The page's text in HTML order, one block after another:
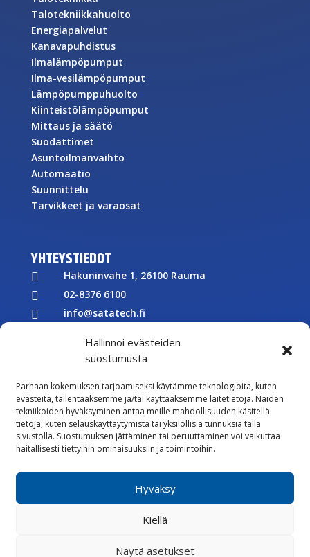
Hallinnoi evästeiden
suostumusta
Parhaan kokemuksen tarjoamiseksi käytämme teknologioita, kuten
evästeitä, tallentaaksemme ja/tai käyttääksemme laitetietoja. Näiden
tekniikoiden hyväksyminen antaa meille mahdollisuuden käsitellä
tietoja, kuten selauskäyttäytymistä tai yksilöllisiä tunnuksia tällä
sivustolla. Suostumuksen jättäminen tai peruuttaminen voi vaikuttaa
haitallisesti tiettyihin ominaisuuksiin ja toimintoihin.
Hyväksy
Kiellä
Näytä asetukset
Talotekniikkahuolto
Energiapalvelut
Kanavapuhdistus
Ilmalämpöpumput
Ilma-vesilämpöpumput
Lämpöpumppuhuolto
Kiinteistölämpöpumput
Mittaus ja säätö
Suodattimet
Asuntoilmanvaihto
Automaatio
Suunnittelu
Tarvikkeet ja varaosat
YHTEYSTIEDOT
 Hakuninvahe 1, 26100 Rauma
 02-8376 6100
 info@satatech.fi
Y-tunnus: 2575266-3
 Töihin meille
 Lähetä meille palautetta
 Seuraa meitä Facebookissa

Vastuullisuus